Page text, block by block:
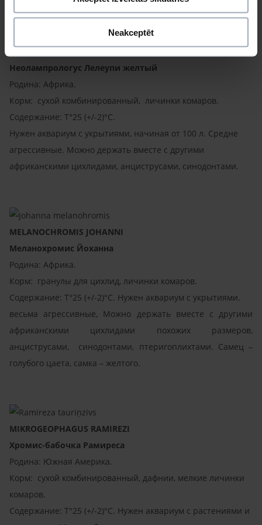
Neakceptēt
NEOLAMPROLOGUS LELEUPI
Неолампрологус Лелеупи желтый
Родина: Африка.
Корм: сухой комбинированный, личинки комаров.
Содержание: T°25 (+/-2)°C.
Нужен аквариум с укрытиями, начиная от 100 л. Средне
агрессивные. Можно держать вместе с другими
африканскими цихлидами, анциструсами, синодонтами.
MELANOCHROMIS JOHANNI
Меланохромис Йоханна
Родина: Африка.
Корм: гранулы для цихлид, личинки комаров.
Содержание: T°25 (+/-2)°C. Нужен аквариум с укрытиями.
весьма агрессивные, Можно держать вместе с другими
африканскими цихлидами похожих размеров,
анциструсами, синодонтами, птеригоплихтами. Самец –
голубого цаета, самка – желтого.
MIKROGEOPHAGUS RAMIREZI
Хромис-бабочка Рамиреса
Родина: Южная Америка.
Корм: сухой комбинированный, дафнии, мелкие личинки
комаров.
Содержание: T°25 (+/-2)°C. Нужен аквариум с растениями и